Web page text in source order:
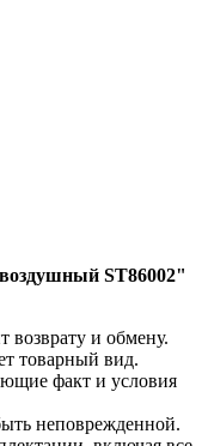
ST86002"
возврату и обмену.
товарный вид.
факт и условия
неповрежденной.